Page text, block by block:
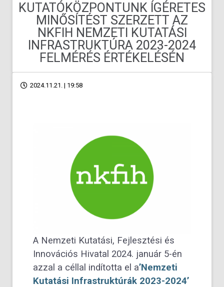
KUTATÓKÖZPONTUNK ÍGÉRETES
MINŐSÍTÉST SZERZETT AZ
NKFIH NEMZETI KUTATÁSI
INFRASTRUKTÚRA 2023-2024
FELMÉRÉS ÉRTÉKELÉSÉN
2024.11.21. | 19:58
A Nemzeti Kutatási, Fejlesztési és
Innovációs Hivatal 2024. január 5-én
azzal a céllal indította el a’Nemzeti
Kutatási Infrastruktúrák 2023-2024’